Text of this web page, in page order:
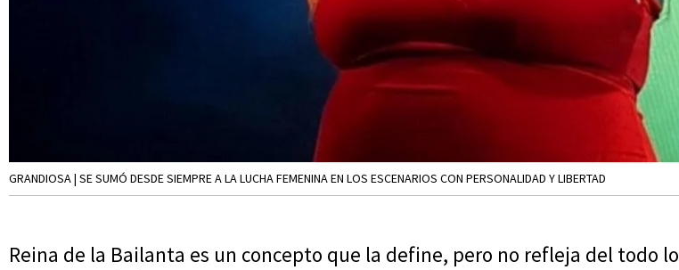
GRANDIOSA | SE SUMÓ DESDE SIEMPRE A LA LUCHA FEMENINA EN LOS ESCENARIOS CON PERSONALIDAD Y LIBERTAD
Reina de la Bailanta es un concepto que la define, pero no refleja del todo lo